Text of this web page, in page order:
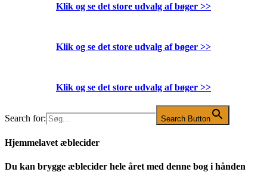
Klik og se det store udvalg af bøger >>
Klik og se det store udvalg af bøger >>
Klik og se det store udvalg af bøger >>
Search for: Search Button
Hjemmelavet æblecider
Du kan brygge æblecider hele året med denne bog i hånden